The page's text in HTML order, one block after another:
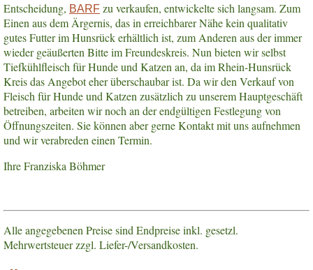
Entscheidung, BARF zu verkaufen, entwickelte sich langsam. Zum
Einen aus dem Ärgernis, das in erreichbarer Nähe kein qualitativ
gutes Futter im Hunsrück erhältlich ist, zum Anderen aus der immer
wieder geäußerten Bitte im Freundeskreis. Nun bieten wir selbst
Tiefkühlfleisch für Hunde und Katzen an, da im Rhein-Hunsrück
Kreis das Angebot eher überschaubar ist. Da wir den Verkauf von
Fleisch für Hunde und Katzen zusätzlich zu unserem Hauptgeschäft
betreiben, arbeiten wir noch an der endgültigen Festlegung von
Öffnungszeiten. Sie können aber gerne Kontakt mit uns aufnehmen
und wir verabreden einen Termin.
Ihre Franziska Böhmer
Alle angegebenen Preise sind Endpreise inkl. gesetzl.
Mehrwertsteuer zzgl. Liefer-/Versandkosten.